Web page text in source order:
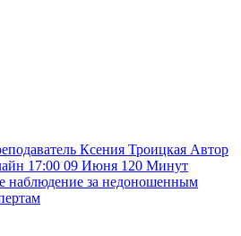
Ксения Троицкая Автор
17:00 09 Июня 120 Минут
наблюдение за недоношенным